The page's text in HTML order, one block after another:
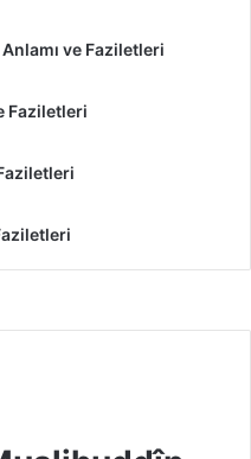
ve Faziletleri
Faziletleri